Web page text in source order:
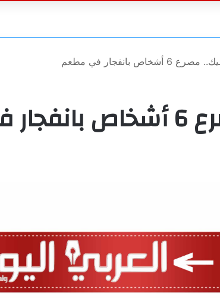
عن
6 أشخاص بانفجار في مطعم
التشيك.. مصرع 6 أشخاص